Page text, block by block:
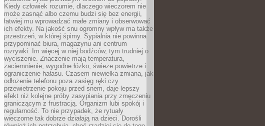
Kiedy człowiek rozumie, dlaczego wieczorem nie
może zasnąć albo czemu budzi się bez energii,
łatwiej mu wprowadzać małe zmiany i obserwować
ich efekty. Na jakość snu ogromny wpływ ma także
przestrzeń, w której śpimy. Sypialnia nie powinna
przypominać biura, magazynu ani centrum
rozrywki. Im więcej w niej bodźców, tym trudniej o
wyciszenie. Znaczenie mają temperatura,
zaciemnienie, wygodne łóżko, świeże powietrze i
ograniczenie hałasu. Czasem niewielka zmiana, jak
odłożenie telefonu poza zasięg ręki czy
przewietrzenie pokoju przed snem, daje lepszy
efekt niż kolejne próby zasypiania przy zmęczeniu
graniczącym z frustracją. Organizm lubi spokój i
regularność. To nie przypadek, że rytuały
wieczorne tak dobrze działają na dzieci. Dorośli